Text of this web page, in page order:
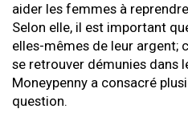
aider les femmes à
Selon elle, il est important
elles-mêmes de leur argent;
se retrouver démunies dans
Moneypenny a consacré
question.